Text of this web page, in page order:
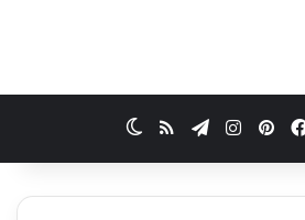
فيسبوكبينتيريستانستقرامتيلقرامملخص الموقع RSS